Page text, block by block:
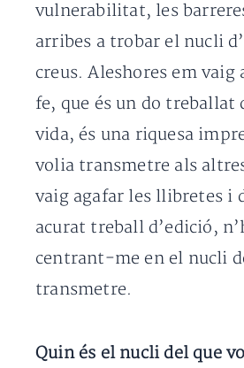
vulnerabilitat, les
arribes a trobar el nucli
creus. Aleshores em vaig
fe, que és un do
vida, és una riquesa
volia transmetre als
vaig agafar les llibretes i
acurat treball d’edició,
centrant-me en el nucli
transmetre.
Quin és el nucli del que